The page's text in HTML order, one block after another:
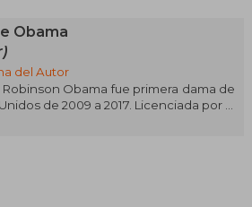
Obama
del Autor
Obama fue primera dama de
de 2009 a 2017. Licenciada por la
de Princeton y la Escuela de